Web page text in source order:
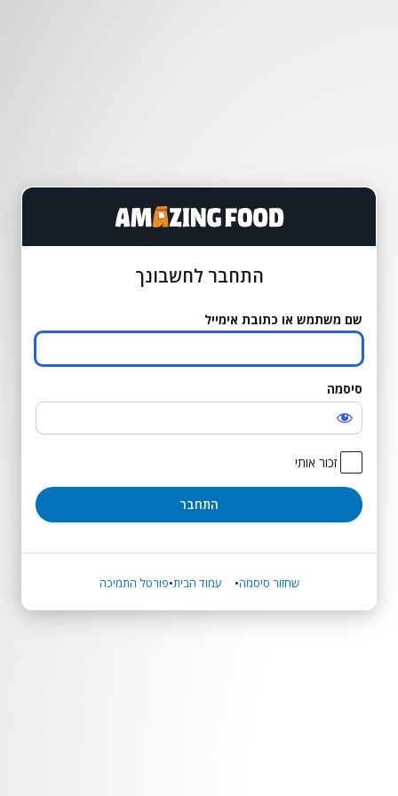
התחבר
התחבר לחשבונך
שם משתמש או כתובת אימייל
סיסמה
זכור אותי
שחזור סיסמה עמוד הבית פורטל התמיכה